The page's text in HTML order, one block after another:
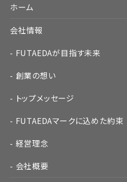
ホーム
会社情報
FUTAEDAが目指す未来
創業の想い
トップメッセージ
FUTAEDAマークに込めた約束
経営理念
会社概要